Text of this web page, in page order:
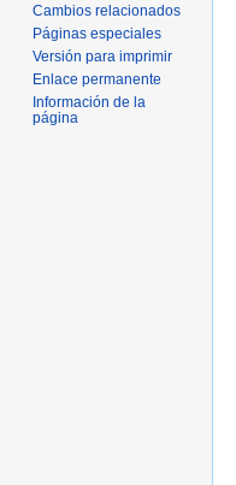
Cambios relacionados
Páginas especiales
Versión para imprimir
Enlace permanente
Información de la
página